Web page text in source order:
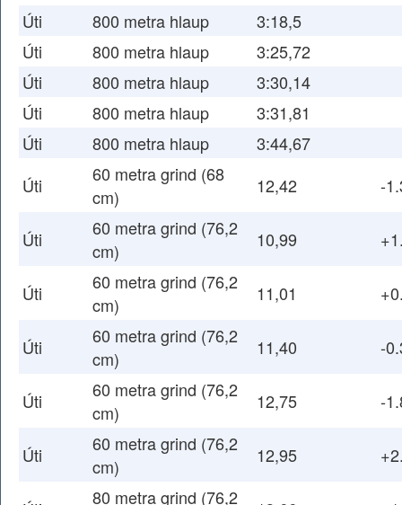
Úti
800 metra hlaup
3:18,5
Úti
800 metra hlaup
3:25,72
Úti
800 metra hlaup
3:30,14
Úti
800 metra hlaup
3:31,81
Úti
800 metra hlaup
3:44,67
Úti
60 metra grind (68
cm)
12,42 -
Úti
60 metra grind (76,2
cm)
10,99
Úti
60 metra grind (76,2
cm)
11,01
Úti
60 metra grind (76,2
cm)
11,40 -
Úti
60 metra grind (76,2
cm)
12,75 -
Úti
60 metra grind (76,2
cm)
12,95
80 metra grind (76,2